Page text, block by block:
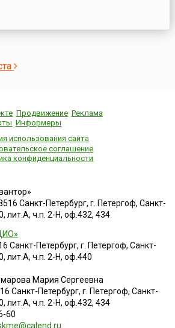
Продвижение Реклама
Информеры
использования сайта
соглашение
конфиденциальности
Санкт-Петербург, г. Петергоф, Санкт-
лит.А, ч.п. 2-Н, оф.432, 434
Санкт-Петербург, г. Петергоф, Санкт-
лит.А, ч.п. 2-Н, оф.440
Мария Сергеевна
Санкт-Петербург, г. Петергоф, Санкт-
лит.А, ч.п. 2-Н, оф.432, 434
60